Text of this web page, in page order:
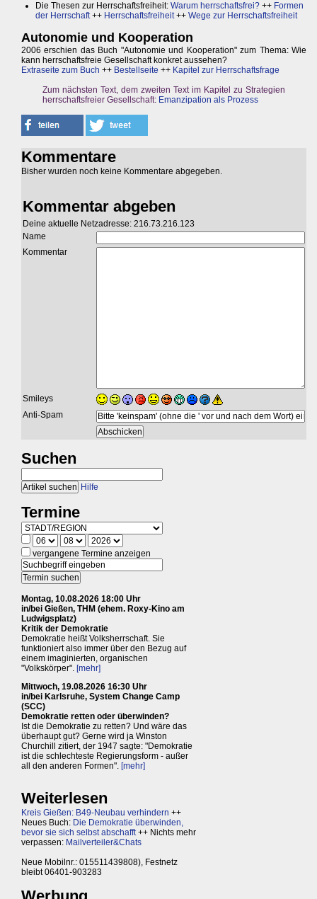
Die Thesen zur Herrschaftsfreiheit: Warum herrschaftsfrei? ++ Formen
der Herrschaft++ Herrschaftsfreiheit++ Wege zur Herrschaftsfreiheit
Autonomie und Kooperation
2006 erschien das Buch "Autonomie und Kooperation" zum Thema: Wie
kann herrschaftsfreie Gesellschaft konkret aussehen?
Extraseite zum Buch ++ Bestellseite ++ Kapitel zur Herrschaftsfrage
Zum nächsten Text, dem zweiten Text im Kapitel zu Strategien
herrschaftsfreier Gesellschaft: Emanzipation als Prozess
Kommentare
Bisher wurden noch keine Kommentare abgegeben.
Kommentar abgeben
Deine aktuelle Netzadresse: 216.73.216.123
Name
Kommentar
Smileys
Anti-Spam
Suchen
Hilfe
Termine
vergangene Termine anzeigen
Montag, 10.08.2026 18:00 Uhr
in/bei Gießen, THM (ehem. Roxy-Kino am
Ludwigsplatz)
Kritik der Demokratie
Demokratie heißt Volksherrschaft. Sie
funktioniert also immer über den Bezug auf
einem imaginierten, organischen
"Volkskörper". [mehr]
Mittwoch, 19.08.2026 16:30 Uhr
in/bei Karlsruhe, System Change Camp
(SCC)
Demokratie retten oder überwinden?
Ist die Demokratie zu retten? Und wäre das
überhaupt gut? Gerne wird ja Winston
Churchill zitiert, der 1947 sagte: "Demokratie
ist die schlechteste Regierungsform - außer
all den anderen Formen". [mehr]
Weiterlesen
Kreis Gießen: B49-Neubau verhindern ++
Neues Buch: Die Demokratie überwinden,
bevor sie sich selbst abschafft++ Nichts mehr
verpassen: Mailverteiler&Chats
Neue Mobilnr.: 015511439808), Festnetz
bleibt 06401-903283